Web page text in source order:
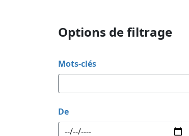
Options de filtrage
Mots-clés
De